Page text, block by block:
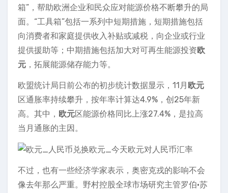
箱”，帮助欧洲企业和民众应对能源价格不断攀升的局
面。“工具箱”包括一系列中短期措施，短期措施包括
向消费者和家庭提供收入补贴或减税，向企业或行业
提供援助等；中期措施包括加大对可再生能源投资欧
元 ，拓展能源储存能力等。
欧盟统计局日前公布的初步统计数据显示，11月 欧元
区通胀率持续攀升，按年率计算达4.9%，创25年新
高。其中， 欧元区能源价格同比上涨27.4%，是拉高
当月通胀的主因。
不过，也有一些经济学家表示，奥密克戎的影响不会
像去年那么严重。野村控股全球市场研究主管罗伯·苏